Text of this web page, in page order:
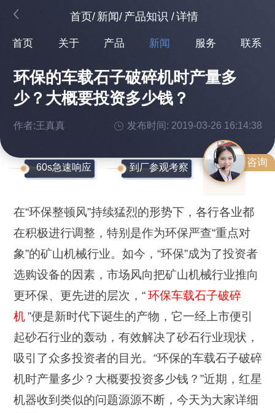
首页/ 新闻/ 产品知识 /详情
首页 关于 产品 新闻 服务 联系
环保的车载石子破碎机时产量多
少？大概要投资多少钱？
作者:王真真 发布时间: 2019-03-26 16:14:38
咨询
60s急速响应 到厂参观考察
在“环保整顿风”持续猛烈的形势下，各行各业都
在积极进行调整，特别是作为环保严查“重点对
象”的矿山机械行业。如今，“环保”成为了投资者
选购设备的因素，市场风向把矿山机械行业推向
更环保、更先进的层次，“ 环保车载石子破碎
机 ”便是新时代下诞生的产物，它一经上市便引
起砂石行业的轰动，有效解决了砂石行业现状，
吸引了众多投资者的目光。“环保的车载石子破碎
机时产量多少？大概要投资多少钱？”近期，红星
机器收到类似的问题源源不断，今天为大家详细